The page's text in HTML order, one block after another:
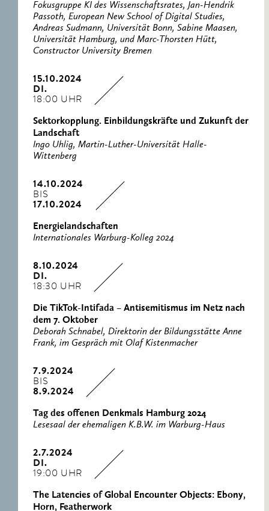
Fokusgruppe KI des Wissenschaftsrates, Jan-Hendrik
Passoth, European New School of Digital Studies,
Andreas Sudmann, Universität Bonn, Sabine Maasen,
Universität Hamburg, und Marc-Thorsten Hütt,
Constructor University Bremen
15.10.2024
DI.
18:00 UHR
Sektorkopplung. Einbildungskräfte und Zukunft der
Landschaft
Ingo Uhlig, Martin-Luther-Universität Halle-
Wittenberg
14.10.2024
BIS
17.10.2024
Energielandschaften
Internationales Warburg-Kolleg 2024
8.10.2024
DI.
18:30 UHR
Die TikTok-Intifada – Antisemitismus im Netz nach
dem 7. Oktober
Deborah Schnabel, Direktorin der Bildungsstätte Anne
Frank, im Gespräch mit Olaf Kistenmacher
7.9.2024
BIS
8.9.2024
Tag des offenen Denkmals Hamburg 2024
Lesesaal der ehemaligen K.B.W. im Warburg-Haus
2.7.2024
DI.
19:00 UHR
The Latencies of Global Encounter Objects: Ebony,
Horn, Featherwork